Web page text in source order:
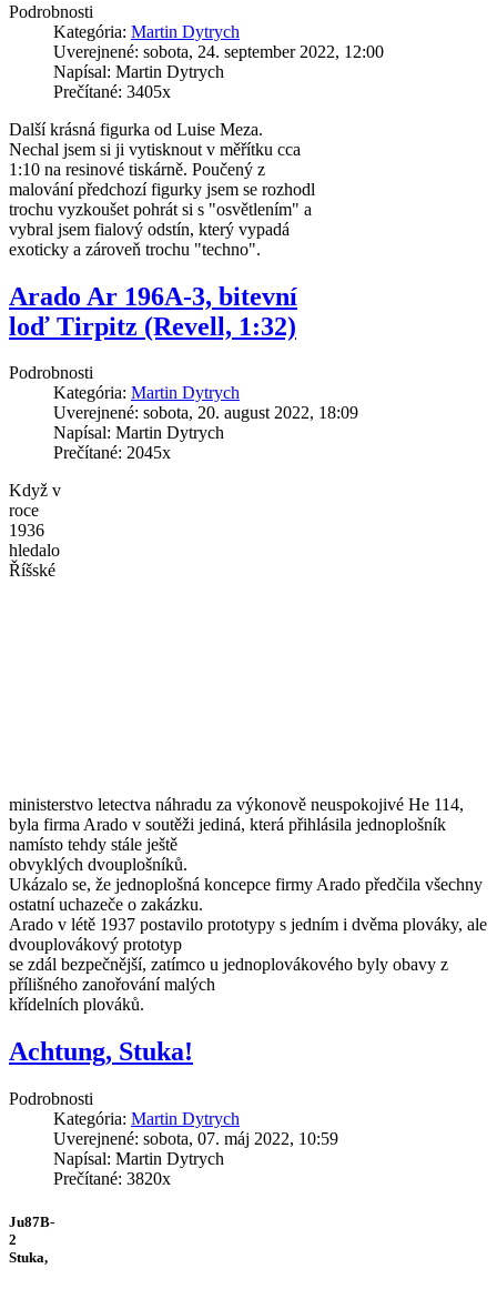
Podrobnosti
Kategória: Martin Dytrych
Uverejnené: sobota, 24. september 2022, 12:00
Napísal: Martin Dytrych
Prečítané: 3405x
Další krásná figurka od Luise Meza.
Nechal jsem si ji vytisknout v měřítku cca
1:10 na resinové tiskárně. Poučený z
malování předchozí figurky jsem se rozhodl
trochu vyzkoušet pohrát si s "osvětlením" a
vybral jsem fialový odstín, který vypadá
exoticky a zároveň trochu "techno".
Arado Ar 196A-3, bitevní
loď Tirpitz (Revell, 1:32)
Podrobnosti
Kategória: Martin Dytrych
Uverejnené: sobota, 20. august 2022, 18:09
Napísal: Martin Dytrych
Prečítané: 2045x
Když v
roce
1936
hledalo
Říšské
ministerstvo letectva náhradu za výkonově neuspokojivé He 114,
byla firma Arado v soutěži jediná, která přihlásila jednoplošník
namísto tehdy stále ještě
obvyklých dvouplošníků.
Ukázalo se, že jednoplošná koncepce firmy Arado předčila všechny
ostatní uchazeče o zakázku.
Arado v létě 1937 postavilo prototypy s jedním i dvěma plováky, ale
dvouplovákový prototyp
se zdál bezpečnější, zatímco u jednoplovákového byly obavy z
přílišného zanořování malých
křídelních plováků.
Achtung, Stuka!
Podrobnosti
Kategória: Martin Dytrych
Uverejnené: sobota, 07. máj 2022, 10:59
Napísal: Martin Dytrych
Prečítané: 3820x
Ju87B-
2
Stuka,